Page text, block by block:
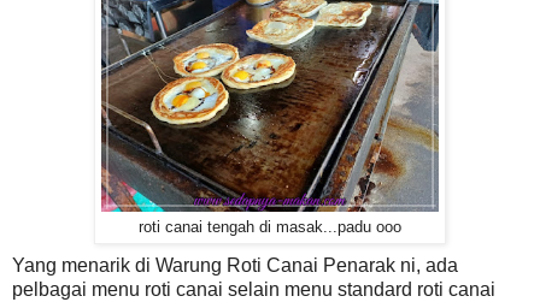
roti canai tengah di masak...padu ooo
Yang menarik di Warung Roti Canai Penarak ni, ada
pelbagai menu roti canai selain menu standard roti canai